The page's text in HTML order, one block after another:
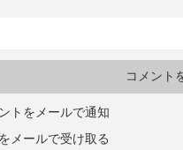
トをメールで通知
メールで受け取る